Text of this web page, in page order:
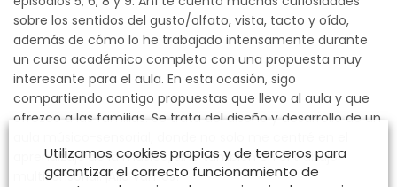
sobre los sentidos del gusto/olfato, vista, tacto y oído,
además de cómo lo he trabajado intensamente durante
un curso académico completo con una propuesta muy
interesante para el aula. En esta ocasión, sigo
compartiendo contigo propuestas que llevo al aula y que
ofrezco a las familias. Se trata del diseño y desarrollo de un
aprendizaje de la música, sino también en el trabajo
multisensorial. ¡Allá vamos!
Utilizamos cookies propias y de terceros para
garantizar el correcto funcionamiento de